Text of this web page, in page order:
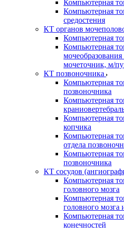
Компьютерная
Компьютерная
средостения
КТ органов
Компьютерная
Компьютерная
мочеточник, м/
КТ позвоночника
Компьютерная
позвоночника
Компьютерная
Компьютерная
копчика
Компьютерная
отдела
Компьютерная
позвоночника
КТ сосудов
Компьютерная
головного мозга
Компьютерная
головного мозга
Компьютерная
конечностей